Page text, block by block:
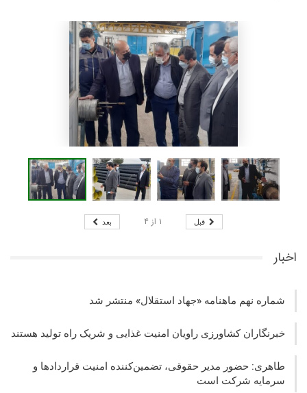
قبل ۱ از ۴ بعد
اخبار
شماره نهم ماهنامه «جهاد استقلال» منتشر شد
خبرنگاران کشاورزی راویان امنیت غذایی و شریک راه تولید هستند
طاهری: حضور مدیر حقوقی، تضمین‌کننده امنیت قراردادها و
سرمایه شرکت‌ است